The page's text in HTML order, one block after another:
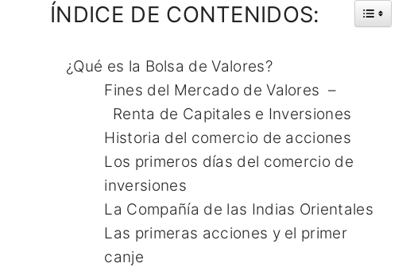
ÍNDICE DE CONTENIDOS:
¿Qué es la Bolsa de Valores?
Fines del Mercado de Valores –
Renta de Capitales e Inversiones
Historia del comercio de acciones
Los primeros días del comercio de
inversiones
La Compañía de las Indias Orientales
Las primeras acciones y el primer
canje